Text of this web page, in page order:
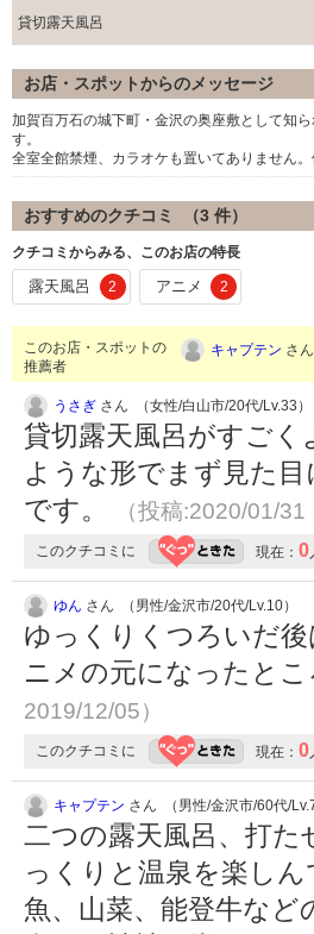
貸切露天風呂
お店・スポットからのメッセージ
加賀百万石の城下町・金沢の奥座敷として知
す。
全室全館禁煙、カラオケも置いてありません
おすすめのクチコミ （3 件）
クチコミからみる、このお店の特長
露天風呂 2 アニメ 2
このお店・スポットの
推薦者
キャプテン さ
うさぎ さん （女性/白山市/20代/Lv.33）
貸切露天風呂がすご
ような形でまず見た
です。
（投稿:2020/01/
このクチコミに 現在： 0
ゆん さん （男性/金沢市/20代/Lv.10）
ゆっくりくつろいだ
ニメの元になったと
2019/12/05）
このクチコミに 現在： 0
キャプテン さん （男性/金沢市/60代/Lv.7
二つの露天風呂、打
っくりと温泉を楽し
魚、山菜、能登牛な